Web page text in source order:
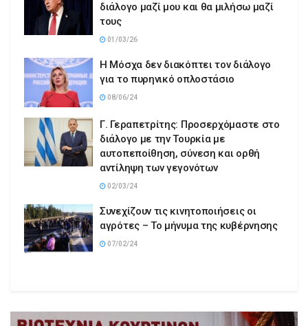
διάλογο μαζί μου και θα μιλήσω μαζί
τους
01/03/26
Η Μόσχα δεν διακόπτει τον διάλογο
για το πυρηνικό οπλοστάσιο
08/06/24
Γ. Γεραπετρίτης: Προσερχόμαστε στο
διάλογο με την Τουρκία με
αυτοπεποίθηση, σύνεση και ορθή
αντίληψη των γεγονότων
02/03/24
Συνεχίζουν τις κινητοποιήσεις οι
αγρότες – Το μήνυμα της κυβέρνησης
07/02/24